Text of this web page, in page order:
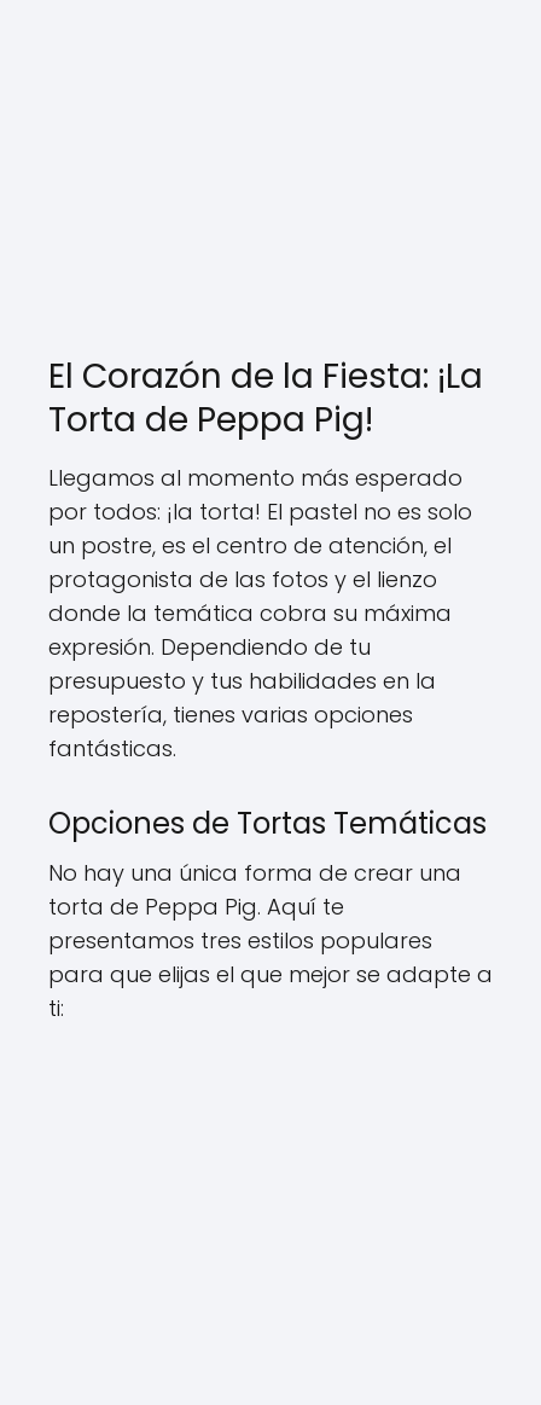
El Corazón de la Fiesta: ¡La
Torta de Peppa Pig!
Llegamos al momento más esperado
por todos: ¡la torta! El pastel no es solo
un postre, es el centro de atención, el
protagonista de las fotos y el lienzo
donde la temática cobra su máxima
expresión. Dependiendo de tu
presupuesto y tus habilidades en la
repostería, tienes varias opciones
fantásticas.
Opciones de Tortas Temáticas
No hay una única forma de crear una
torta de Peppa Pig. Aquí te
presentamos tres estilos populares
para que elijas el que mejor se adapte a
ti: